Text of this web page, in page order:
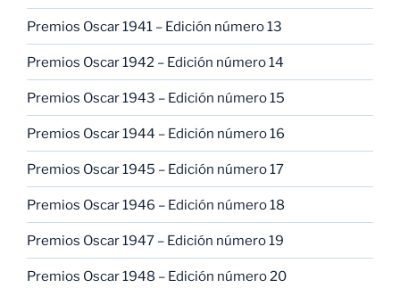
Premios Oscar 1941 – Edición número 13
Premios Oscar 1942 – Edición número 14
Premios Oscar 1943 – Edición número 15
Premios Oscar 1944 – Edición número 16
Premios Oscar 1945 – Edición número 17
Premios Oscar 1946 – Edición número 18
Premios Oscar 1947 – Edición número 19
Premios Oscar 1948 – Edición número 20